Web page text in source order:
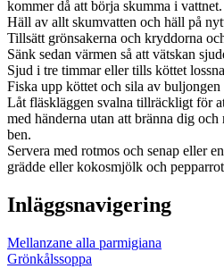
kommer då att börja skumma i vattnet.
Häll av allt skumvatten och häll på
Tillsätt grönsakerna och kryddorna
Sänk sedan värmen så att vätskan
Sjud i tre timmar eller tills köttet
Fiska upp köttet och sila av buljongen
Låt fläskläggen svalna tillräckligt för
med händerna utan att bränna dig
ben.
Servera med rotmos och senap eller
grädde eller kokosmjölk och
Inläggsnavigering
Mellanzane alla parmigiana
Grönkålssoppa